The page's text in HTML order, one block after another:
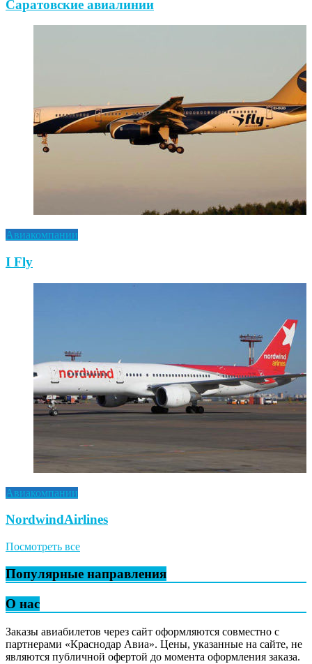
Саратовские авиалинии
Авиакомпании
I Fly
Авиакомпании
NordwindAirlines
Посмотреть все
Популярные направления
О нас
Заказы авиабилетов через сайт оформляются совместно с
партнерами «Краснодар Авиа». Цены, указанные на сайте, не
являются публичной офертой до момента оформления заказа.